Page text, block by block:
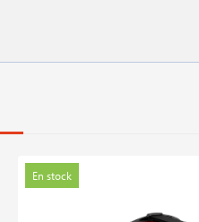
En stock